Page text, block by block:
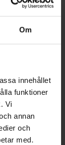
Om
innehållet
funktioner
Vi
annan
och
med.